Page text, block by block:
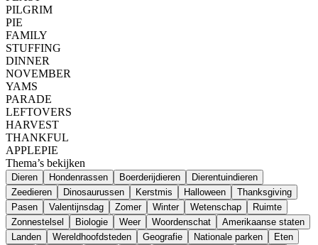
PILGRIM
PIE
FAMILY
STUFFING
DINNER
NOVEMBER
YAMS
PARADE
LEFTOVERS
HARVEST
THANKFUL
APPLEPIE
Thema’s bekijken
Dieren Hondenrassen Boerderijdieren
Dierentuindieren
Zeedieren
Dinosaurussen Kerstmis Halloween
Thanksgiving
Pasen
Valentijnsdag Zomer Winter Wetenschap
Ruimte
Zonnestelsel
Biologie Weer Woordenschat
Amerikaanse staten
Landen
Wereldhoofdsteden Geografie Nationale parken
Eten